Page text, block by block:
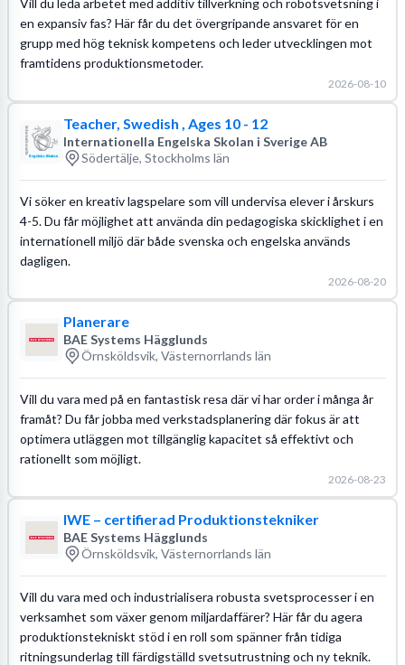
en expansiv fas? Här får du det övergripande ansvaret för en
grupp med hög teknisk kompetens och leder utvecklingen mot
framtidens produktionsmetoder.
2026-08-10
Teacher, Swedish , Ages 10 - 12
Internationella Engelska Skolan i Sverige AB
Södertälje, Stockholms län
Vi söker en kreativ lagspelare som vill undervisa elever i årskurs
4-5. Du får möjlighet att använda din pedagogiska skicklighet i en
internationell miljö där både svenska och engelska används
dagligen.
2026-08-20
Planerare
BAE Systems Hägglunds
Örnsköldsvik, Västernorrlands län
Vill du vara med på en fantastisk resa där vi har order i många år
framåt? Du får jobba med verkstadsplanering där fokus är att
optimera utläggen mot tillgänglig kapacitet så effektivt och
rationellt som möjligt.
2026-08-23
IWE – certifierad Produktionstekniker
BAE Systems Hägglunds
Örnsköldsvik, Västernorrlands län
Vill du vara med och industrialisera robusta svetsprocesser i en
verksamhet som växer genom miljardaffärer? Här får du agera
produktionstekniskt stöd i en roll som spänner från tidiga
ritningsunderlag till färdigställd svetsutrustning och ny teknik.